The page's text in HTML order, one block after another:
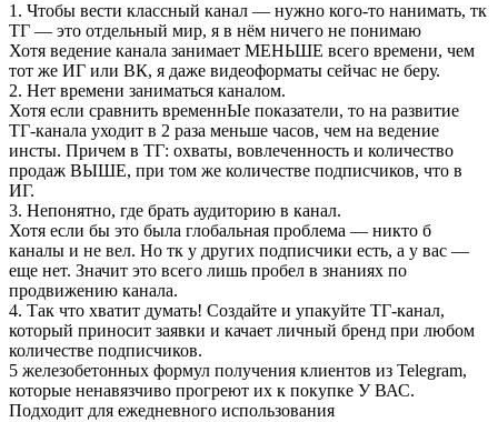
1. Чтобы вести классный канал — нужно кого-то нанимать, тк
ТГ — это отдельный мир, я в нём ничего не понимаю
Хотя ведение канала занимает МЕНЬШЕ всего времени, чем
тот же ИГ или ВК, я даже видеоформаты сейчас не беру.
2. Нет времени заниматься каналом.
Хотя если сравнить временнЫе показатели, то на развитие
ТГ-канала уходит в 2 раза меньше часов, чем на ведение
инсты. Причем в ТГ: охваты, вовлеченность и количество
продаж ВЫШЕ, при том же количестве подписчиков, что в
ИГ.
3. Непонятно, где брать аудиторию в канал.
Хотя если бы это была глобальная проблема — никто б
каналы и не вел. Но тк у других подписчики есть, а у вас —
еще нет. Значит это всего лишь пробел в знаниях по
продвижению канала.
4. Так что хватит думать! Создайте и упакуйте ТГ-канал,
который приносит заявки и качает личный бренд при любом
количестве подписчиков.
5 железобетонных формул получения клиентов из Telegram,
которые ненавязчиво прогреют их к покупке У ВАС.
Подходит для ежедневного использования